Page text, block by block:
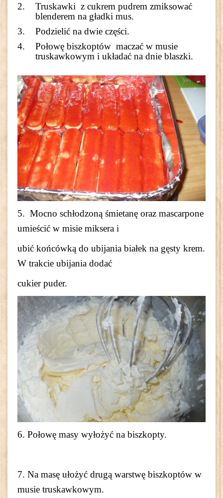
Truskawki z cukrem pudrem zmiksować
blenderem na gładki mus.
Podzielić na dwie części.
Połowę biszkoptów maczać w musie
truskawkowym i układać na dnie blaszki.
5. Mocno schłodzoną śmietanę oraz mascarpone
umieścić w misie miksera i
ubić końcówką do ubijania białek na gęsty krem.
W trakcie ubijania dodać
cukier puder.
6. Połowę masy wyłożyć na biszkopty.
7. Na masę ułożyć drugą warstwę biszkoptów w
musie truskawkowym.